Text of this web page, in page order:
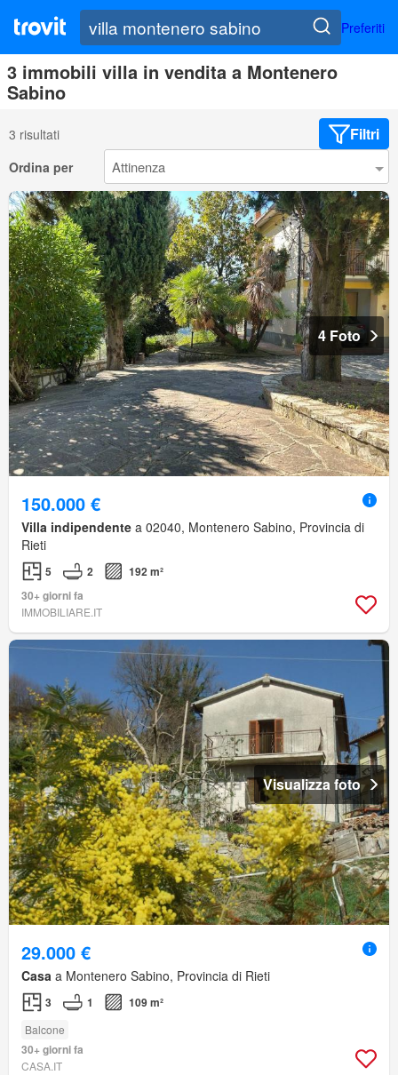
Preferiti
3 immobili villa in vendita a Montenero
Sabino
3 risultati Filtri
Ordina per
4 Foto
150.000 €
Villa indipendente a 02040, Montenero Sabino, Provincia di
Rieti
5 2
192 m²
30+ giorni fa
IMMOBILIARE.IT
Visualizza foto
29.000 €
Casa a Montenero Sabino, Provincia di Rieti
3 1 109 m²
Balcone
30+ giorni fa
CASA.IT